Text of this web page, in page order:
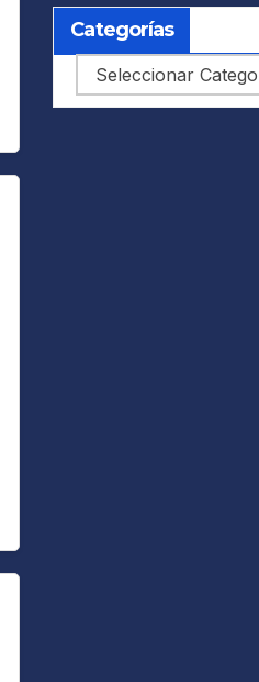
Categorías
Categorías